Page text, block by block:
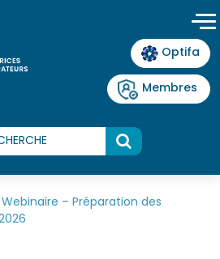
Optifa
Membres
Webinaire – Préparation des